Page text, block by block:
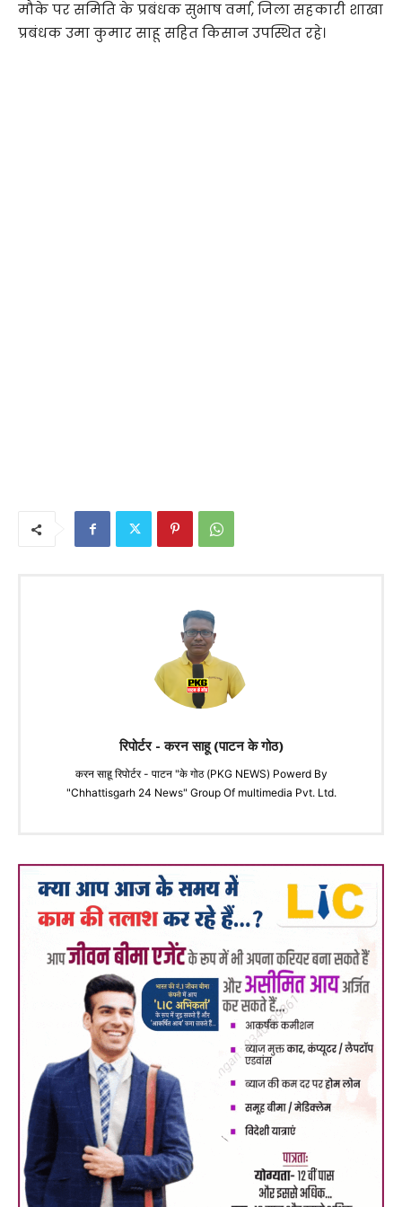
मौके पर समिति के प्रबंधक सुभाष वर्मा, जिला सहकारी शाखा
प्रबंधक उमा कुमार साहू सहित किसान उपस्थित रहे।
रिपोर्टर - करन साहू (पाटन के गोठ)
करन साहू रिपोर्टर - पाटन "के गोठ (PKG NEWS) Powerd By
"Chhattisgarh 24 News" Group Of multimedia Pvt. Ltd.